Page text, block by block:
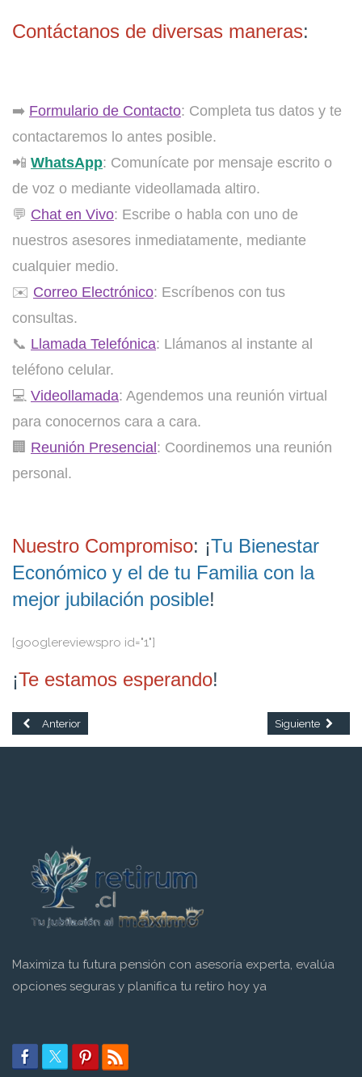
Contáctanos de diversas maneras:
➡️ Formulario de Contacto: Completa tus datos y te
contactaremos lo antes posible.
📲 WhatsApp: Comunícate por mensaje escrito o
de voz o mediante videollamada altiro.
💬 Chat en Vivo: Escribe o habla con uno de
nuestros asesores inmediatamente, mediante
cualquier medio.
✉️ Correo Electrónico: Escríbenos con tus
consultas.
📞 Llamada Telefónica: Llámanos al instante al
teléfono celular.
💻 Videollamada: Agendemos una reunión virtual
para conocernos cara a cara.
🏢 Reunión Presencial: Coordinemos una reunión
personal.
Nuestro Compromiso: ¡Tu Bienestar
Económico y el de tu Familia con la
mejor jubilación posible!
[googlereviewspro id="1"]
¡Te estamos esperando!
Artículo anterior: Jubilación y salud en Chile: Guía de seguros y calidad
Anterior Artículo
Siguiente
Maximiza tu futura pensión con asesoría experta, evalúa
opciones seguras y planifica tu retiro hoy ya